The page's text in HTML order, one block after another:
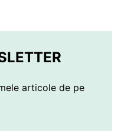
articole de pe